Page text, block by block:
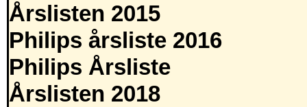
Årslisten 2015
Philips årsliste 2016
Philips Årsliste
Årslisten 2018